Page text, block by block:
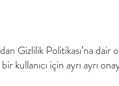
Gizlilik Politikası’na dair
kullanıcı için ayrı ayrı